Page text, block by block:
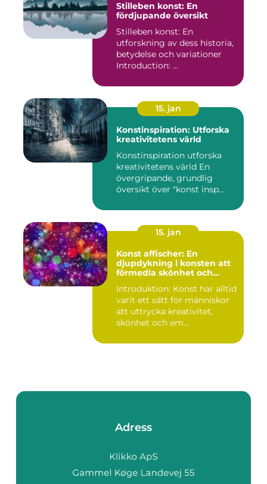
Stilleben konst: En
fördjupande översikt
Stilleben konst: En
utforskning av dess historia,
betydelse och variationer
Introduction: ...
15. jan
Konstinspiration: Utforska
kreativitetens värld
Konstinspiration utforska
kreativitetens värld En
övergripande, grundlig
översikt över "konst insp...
15. jan
Konst affischer: En
djupdykning i konsten att
förmedla skönhet och
Introduktion: Konst har alltid
varit ett sätt för människor
att uttrycka kreativitet,
skönhet och em...
Adress